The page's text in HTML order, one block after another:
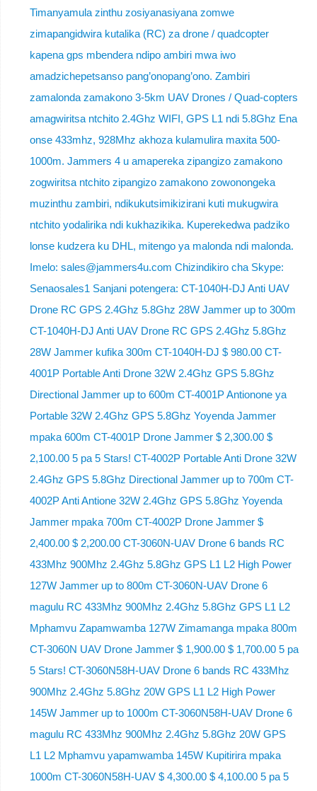
Timanyamula zinthu zosiyanasiyana zomwe
zimapangidwira kutalika (RC) za drone / quadcopter
kapena gps mbendera ndipo ambiri mwa iwo
amadzichepetsanso pang’onopang’ono. Zambiri
zamalonda zamakono 3-5km UAV Drones / Quad-copters
amagwiritsa ntchito 2.4Ghz WIFI, GPS L1 ndi 5.8Ghz Ena
onse 433mhz, 928Mhz akhoza kulamulira maxita 500-
1000m. Jammers 4 u amapereka zipangizo zamakono
zogwiritsa ntchito zipangizo zamakono zowonongeka
muzinthu zambiri, ndikukutsimikizirani kuti mukugwira
ntchito yodalirika ndi kukhazikika. Kuperekedwa padziko
lonse kudzera ku DHL, mitengo ya malonda ndi malonda.
Imelo: sales@jammers4u.com Chizindikiro cha Skype:
Senaosales1 Sanjani potengera: CT-1040H-DJ Anti UAV
Drone RC GPS 2.4Ghz 5.8Ghz 28W Jammer up to 300m
CT-1040H-DJ Anti UAV Drone RC GPS 2.4Ghz 5.8Ghz
28W Jammer kufika 300m CT-1040H-DJ $ 980.00 CT-
4001P Portable Anti Drone 32W 2.4Ghz GPS 5.8Ghz
Directional Jammer up to 600m CT-4001P Antionone ya
Portable 32W 2.4Ghz GPS 5.8Ghz Yoyenda Jammer
mpaka 600m CT-4001P Drone Jammer $ 2,300.00 $
2,100.00 5 pa 5 Stars! CT-4002P Portable Anti Drone 32W
2.4Ghz GPS 5.8Ghz Directional Jammer up to 700m CT-
4002P Anti Antione 32W 2.4Ghz GPS 5.8Ghz Yoyenda
Jammer mpaka 700m CT-4002P Drone Jammer $
2,400.00 $ 2,200.00 CT-3060N-UAV Drone 6 bands RC
433Mhz 900Mhz 2.4Ghz 5.8Ghz GPS L1 L2 High Power
127W Jammer up to 800m CT-3060N-UAV Drone 6
magulu RC 433Mhz 900Mhz 2.4Ghz 5.8Ghz GPS L1 L2
Mphamvu Zapamwamba 127W Zimamanga mpaka 800m
CT-3060N UAV Drone Jammer $ 1,900.00 $ 1,700.00 5 pa
5 Stars! CT-3060N58H-UAV Drone 6 bands RC 433Mhz
900Mhz 2.4Ghz 5.8Ghz 20W GPS L1 L2 High Power
145W Jammer up to 1000m CT-3060N58H-UAV Drone 6
magulu RC 433Mhz 900Mhz 2.4Ghz 5.8Ghz 20W GPS
L1 L2 Mphamvu yapamwamba 145W Kupitirira mpaka
1000m CT-3060N58H-UAV $ 4,300.00 $ 4,100.00 5 pa 5